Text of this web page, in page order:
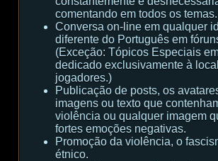
comentando em todos os temas.
Conversa on-line em qualquer
diferente do Português em
(Exceção: Tópicos Especiais
dedicado exclusivamente à
jogadores.)
Publicação de posts, os
imagens ou texto que
violência ou qualquer imagem
fortes emoções negativas.
Promoção da violência, o
étnico.